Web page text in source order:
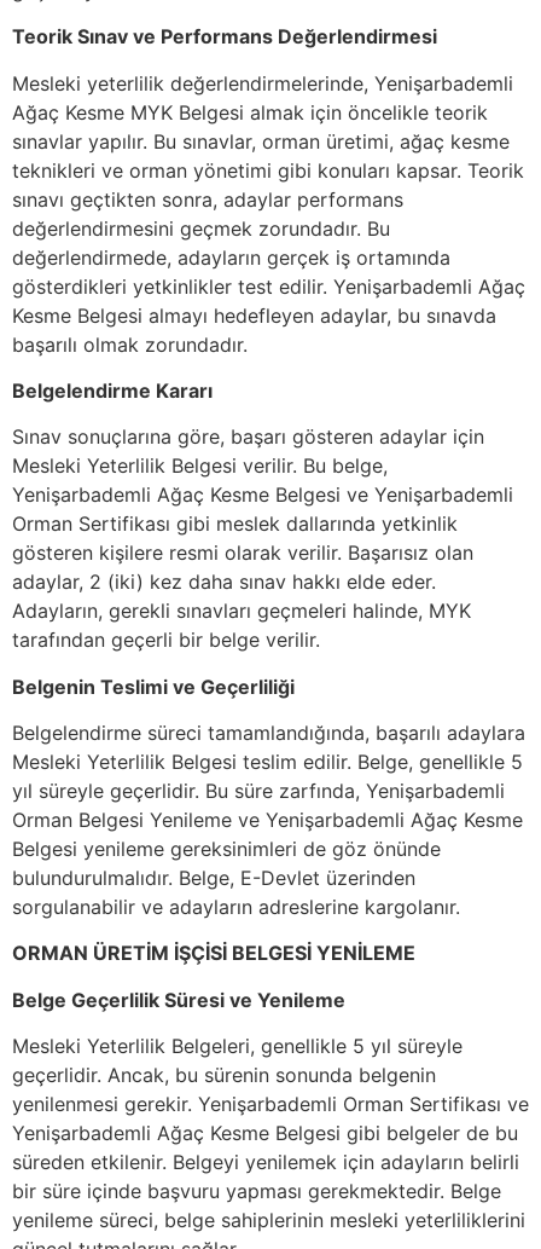
Teorik Sınav ve Performans Değerlendirmesi
Mesleki yeterlilik değerlendirmelerinde, Yenişarbademli
Ağaç Kesme MYK Belgesi almak için öncelikle teorik
sınavlar yapılır. Bu sınavlar, orman üretimi, ağaç kesme
teknikleri ve orman yönetimi gibi konuları kapsar. Teorik
sınavı geçtikten sonra, adaylar performans
değerlendirmesini geçmek zorundadır. Bu
değerlendirmede, adayların gerçek iş ortamında
gösterdikleri yetkinlikler test edilir. Yenişarbademli Ağaç
Kesme Belgesi almayı hedefleyen adaylar, bu sınavda
başarılı olmak zorundadır.
Belgelendirme Kararı
Sınav sonuçlarına göre, başarı gösteren adaylar için
Mesleki Yeterlilik Belgesi verilir. Bu belge,
Yenişarbademli Ağaç Kesme Belgesi ve Yenişarbademli
Orman Sertifikası gibi meslek dallarında yetkinlik
gösteren kişilere resmi olarak verilir. Başarısız olan
adaylar, 2 (iki) kez daha sınav hakkı elde eder.
Adayların, gerekli sınavları geçmeleri halinde, MYK
tarafından geçerli bir belge verilir.
Belgenin Teslimi ve Geçerliliği
Belgelendirme süreci tamamlandığında, başarılı adaylara
Mesleki Yeterlilik Belgesi teslim edilir. Belge, genellikle 5
yıl süreyle geçerlidir. Bu süre zarfında, Yenişarbademli
Orman Belgesi Yenileme ve Yenişarbademli Ağaç Kesme
Belgesi yenileme gereksinimleri de göz önünde
bulundurulmalıdır. Belge, E-Devlet üzerinden
sorgulanabilir ve adayların adreslerine kargolanır.
ORMAN ÜRETİM İŞÇİSİ BELGESİ YENİLEME
Belge Geçerlilik Süresi ve Yenileme
Mesleki Yeterlilik Belgeleri, genellikle 5 yıl süreyle
geçerlidir. Ancak, bu sürenin sonunda belgenin
yenilenmesi gerekir. Yenişarbademli Orman Sertifikası ve
Yenişarbademli Ağaç Kesme Belgesi gibi belgeler de bu
süreden etkilenir. Belgeyi yenilemek için adayların belirli
bir süre içinde başvuru yapması gerekmektedir. Belge
yenileme süreci, belge sahiplerinin mesleki yeterliliklerini